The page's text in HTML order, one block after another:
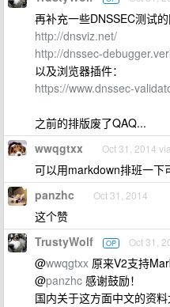
再补充一些DNSSEC测试的
http://dnsviz.net/
http://dnssec-
以及浏览器插件：
https://www.dnssec-
之前的排版废了QAQ...
wwqgtxx Oct 31, 2014
可以用markdown排班一下
panzhc Oct 31, 2014
这个赞
TrustyWolf OP Oct 31,
@wwqgtxx 原来V2支持
@panzhc 感谢鼓励！
国内关于这方面中文的资